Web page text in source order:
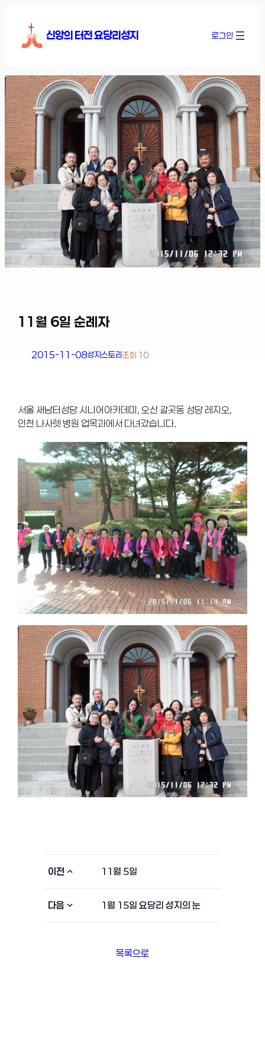
로
가
기
신앙의 터전 요당리성지 로그인
11월 6일 순례자
2015-11-08성지스토리조회 10
서울 새남터성당 시니어아카데미, 오산 갈곳동 성당 레지오,
인천 나사렛 병원 업목과에서 다녀갔습니다.
이전 11월 5일
다음 1월 15일 요당리 성지의 눈
목록으로